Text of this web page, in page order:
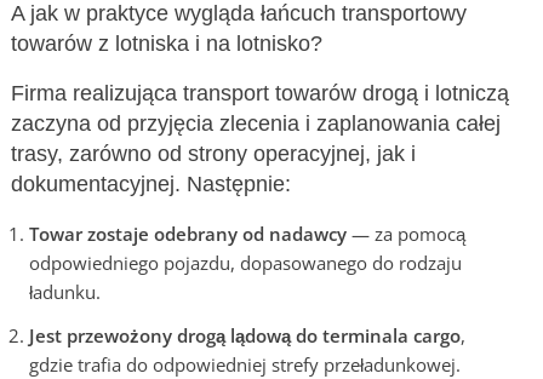
A jak w praktyce wygląda łańcuch transportowy
towarów z lotniska i na lotnisko?
Firma realizująca transport towarów drogą i lotniczą
zaczyna od przyjęcia zlecenia i zaplanowania całej
trasy, zarówno od strony operacyjnej, jak i
dokumentacyjnej. Następnie:
Towar zostaje odebrany od nadawcy — za pomocą
odpowiedniego pojazdu, dopasowanego do rodzaju
ładunku.
Jest przewożony drogą lądową do terminala cargo,
gdzie trafia do odpowiedniej strefy przeładunkowej.